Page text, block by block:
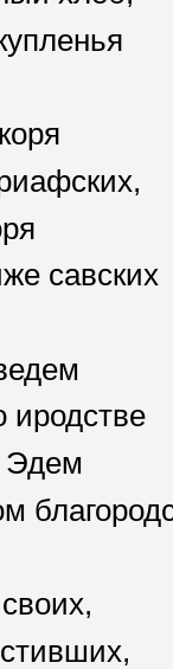
савских
иродстве
Эдем